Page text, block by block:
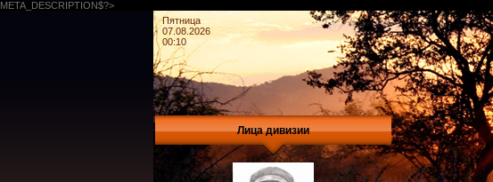
META_DESCRIPTION$?>
Пятница
07.08.2026
00:10
Лица дивизии